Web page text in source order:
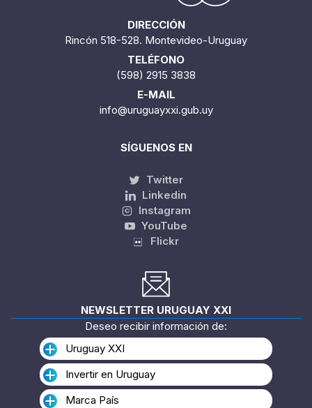
DIRECCIÓN
Rincón 518-528. Montevideo-Uruguay
TELÉFONO
(598) 2915 3838
E-MAIL
info@uruguayxxi.gub.uy
SÍGUENOS EN
Twitter
Linkedin
Instagram
YouTube
Flickr
NEWSLETTER URUGUAY XXI
Deseo recibir información de:
Uruguay XXI
Invertir en Uruguay
Marca País